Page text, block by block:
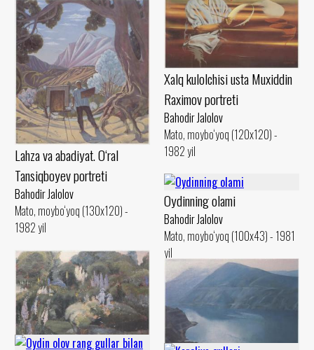
Xalq kulolchisi usta Muxiddin
Raximov portreti
Bahodir Jalolov
Mato, moybo‘yoq (120x120) -
1982 yil
Lahza va abadiyat. O‘ral
Tansiqboyev portreti
Bahodir Jalolov
Mato, moybo‘yoq (130x120) -
1982 yil
Oydinning olami
Bahodir Jalolov
Mato, moybo‘yoq (100x43) - 1981
yil